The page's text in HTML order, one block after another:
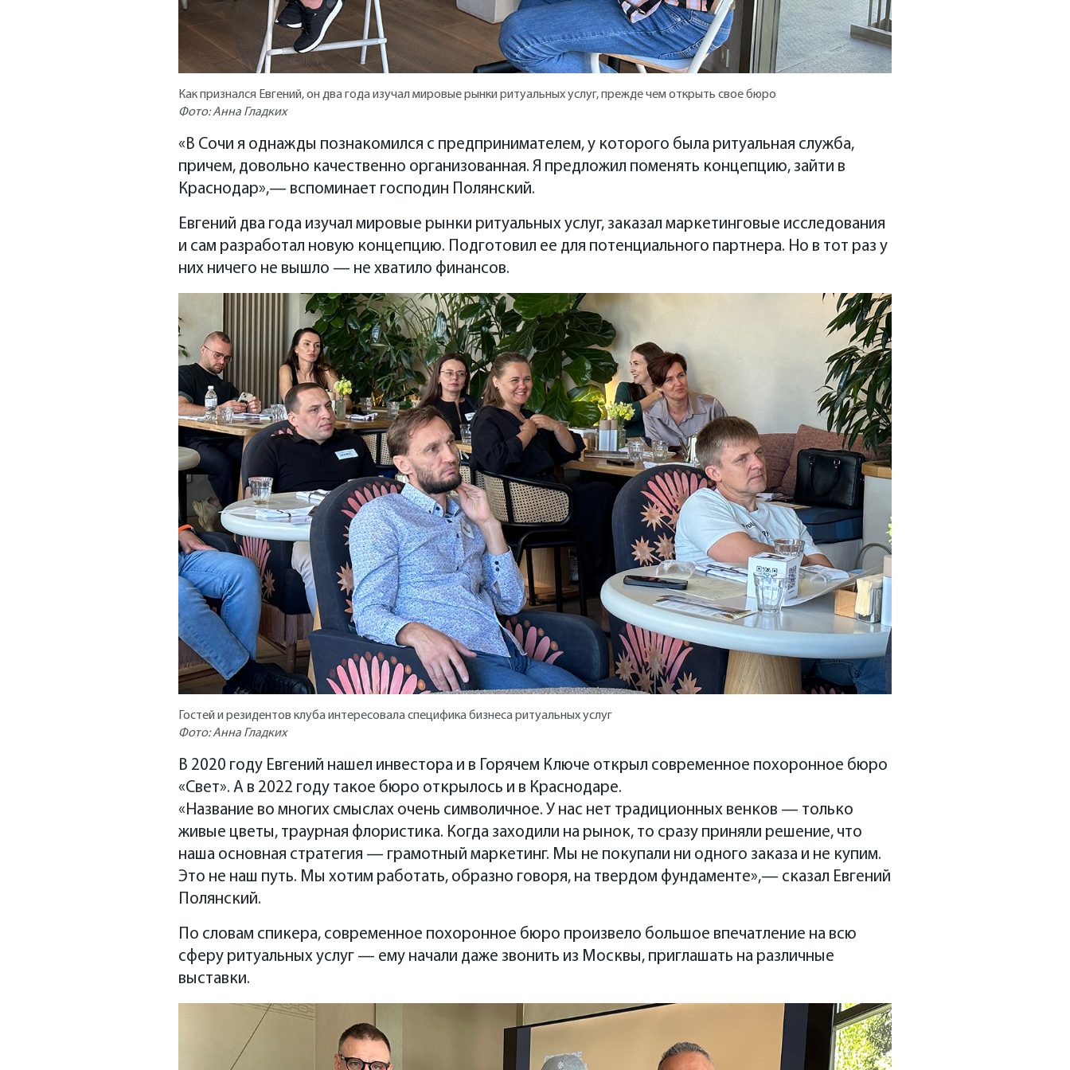
Как признался Евгений, он два года изучал мировые рынки ритуальных услуг, прежде чем открыть свое бюро
Фото: Анна Гладких
«В Сочи я однажды познакомился с предпринимателем, у которого была ритуальная служба,
причем, довольно качественно организованная. Я предложил поменять концепцию, зайти в
Краснодар»,— вспоминает господин Полянский.
Евгений два года изучал мировые рынки ритуальных услуг, заказал маркетинговые исследования
и сам разработал новую концепцию. Подготовил ее для потенциального партнера. Но в тот раз у
них ничего не вышло — не хватило финансов.
Гостей и резидентов клуба интересовала специфика бизнеса ритуальных услуг
Фото: Анна Гладких
В 2020 году Евгений нашел инвестора и в Горячем Ключе открыл современное похоронное бюро
«Свет». А в 2022 году такое бюро открылось и в Краснодаре.
«Название во многих смыслах очень символичное. У нас нет традиционных венков — только
живые цветы, траурная флористика. Когда заходили на рынок, то сразу приняли решение, что
наша основная стратегия — грамотный маркетинг. Мы не покупали ни одного заказа и не купим.
Это не наш путь. Мы хотим работать, образно говоря, на твердом фундаменте»,— сказал Евгений
Полянский.
По словам спикера, современное похоронное бюро произвело большое впечатление на всю
сферу ритуальных услуг — ему начали даже звонить из Москвы, приглашать на различные
выставки.